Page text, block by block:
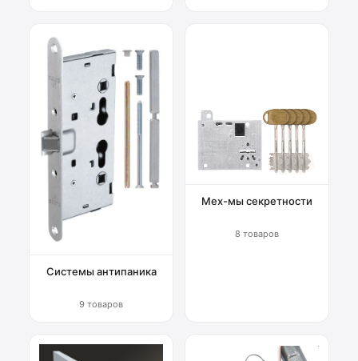
Системы антипаника
9 товаров
Мех-мы секретности
8 товаров